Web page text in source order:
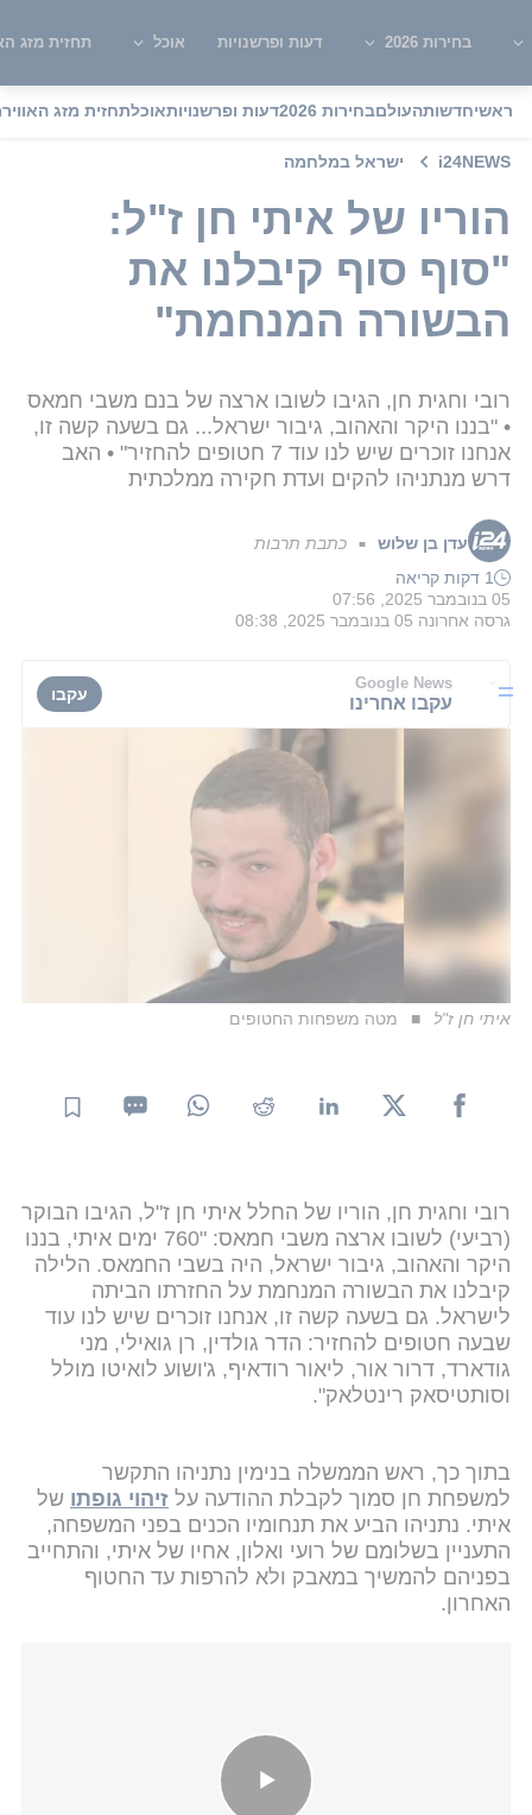
בחירות 2026 דעות ופרשנויות אוכל תחזית מזג
ראשיחדשותהעולםבחירות 2026 דעות ופרשנויותאוכלתחזית מזג האוויר
i24NEWS ישראל במלחמה
הוריו של איתי חן ז"ל:
"סוף סוף קיבלנו את
הבשורה המנחמת"
רובי וחגית חן, הגיבו לשובו ארצה של בנם משבי חמאס
• "בננו היקר והאהוב, גיבור ישראל... גם בשעה קשה זו,
אנחנו זוכרים שיש לנו עוד 7 חטופים להחזיר" • האב
דרש מנתניהו להקים ועדת חקירה ממלכתית
עדן בן שלוש ■ כתבת תרבות
1 דקות קריאה
05 בנובמבר 2025, 07:56
גרסה אחרונה 05 בנובמבר 2025, 08:38
Google News
עקבו אחרינו עקבו
איתי חן ז"ל מטה משפחות החטופים
רובי וחגית חן, הוריו של החלל איתי חן ז"ל, הגיבו הבוקר
(רביעי) לשובו ארצה משבי חמאס: "760 ימים איתי, בננו
היקר והאהוב, גיבור ישראל, היה בשבי החמאס. הלילה
קיבלנו את הבשורה המנחמת על החזרתו הביתה
לישראל. גם בשעה קשה זו, אנחנו זוכרים שיש לנו עוד
שבעה חטופים להחזיר: הדר גולדין, רן גואילי, מני
גודארד, דרור אור, ליאור רודאיף, ג'ושוע לואיטו מולל
וסותטיסאק רינטלאק".
בתוך כך, ראש הממשלה בנימין נתניהו התקשר
למשפחת חן סמוך לקבלת ההודעה על זיהוי גופתו של
איתי. נתניהו הביע את תנחומיו הכנים בפני המשפחה,
התעניין בשלומם של רועי ואלון, אחיו של איתי, והתחייב
בפניהם להמשיך במאבק ולא להרפות עד החטוף
האחרון.